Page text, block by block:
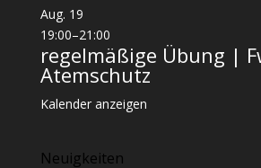
Aug. 19
19:00–21:00
regelmäßige Übung |
Atemschutz
Kalender anzeigen
Neuigkeiten